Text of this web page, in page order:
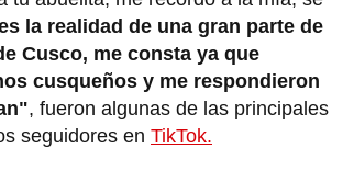
la realidad de una gran parte de
Cusco, me consta ya que
cusqueños y me respondieron
, fueron algunas de las principales
seguidores en TikTok.